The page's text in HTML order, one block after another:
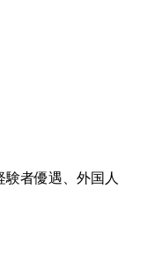
者優遇、外国人